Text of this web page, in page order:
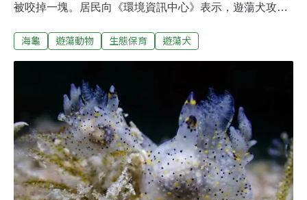
被咬掉一塊。居民向《環境資訊中心》表示，遊蕩犬攻擊
犬，但由於公所編制不足，縣府動保單位亦無法抓捕狗隻
嶼是犬隻騷擾最為嚴重的地方，後續會與地方政府共同應
對及處理遊蕩犬問題。蘭嶼遊蕩犬連續幾天攻擊海龜 拍攝
者施翰豪為台東縣蘭嶼鄉漁人社區發展協會成員，當時正
執行由海洋保育署輔導的「守護蘭色海岸線—2026年漁人
部落海岸（綠蠵龜）保育巡守計畫」。他於6月3日晚間8
時進行沙灘巡護期間，在大八代發現一隻遊蕩犬對將上岸
產卵的母龜吠叫，母龜轉頭放棄上岸返回大海。至晚間10
海龜 遊蕩動物 生態保育 遊蕩犬